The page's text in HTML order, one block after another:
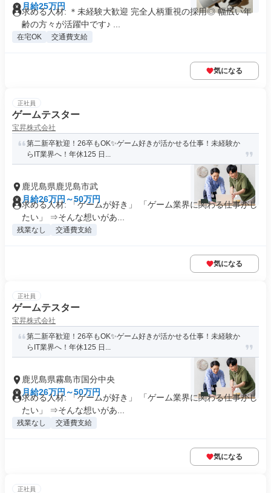
月給25万円
求める人材: ＊未経験大歓迎 完全人柄重視の採用◎ 幅広い年
齢の方々が活躍中です♪ ...
在宅OK 交通費支給
気になる
正社員
ゲームテスター
宝昇株式会社
第二新卒歓迎！26卒もOK✨ゲーム好きが活かせる仕事！未経験か
らIT業界へ！年休125 日...
鹿児島県鹿児島市武
月給26万円～50万円
求める人材: 「ゲームが好き」 「ゲーム業界に関わる仕事がし
たい」 ⇒そんな想いがあ...
残業なし 交通費支給
気になる
正社員
ゲームテスター
宝昇株式会社
第二新卒歓迎！26卒もOK✨ゲーム好きが活かせる仕事！未経験か
らIT業界へ！年休125 日...
鹿児島県霧島市国分中央
月給26万円～50万円
求める人材: 「ゲームが好き」 「ゲーム業界に関わる仕事がし
たい」 ⇒そんな想いがあ...
残業なし 交通費支給
気になる
正社員